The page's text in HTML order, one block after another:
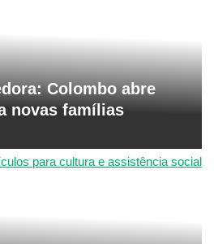
Colombo abre
novas famílias